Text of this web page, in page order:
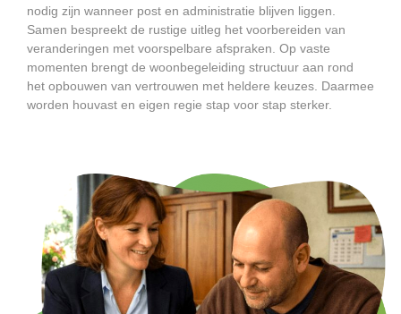
nodig zijn wanneer post en administratie blijven liggen.
Samen bespreekt de rustige uitleg het voorbereiden van
veranderingen met voorspelbare afspraken. Op vaste
momenten brengt de woonbegeleiding structuur aan rond
het opbouwen van vertrouwen met heldere keuzes. Daarmee
worden houvast en eigen regie stap voor stap sterker.